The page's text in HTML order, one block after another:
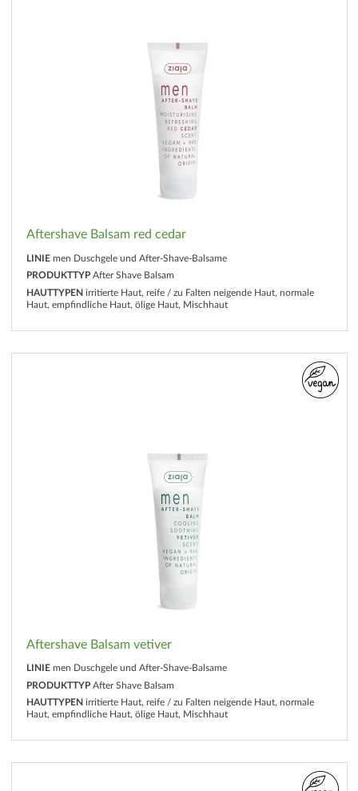
Aftershave Balsam red cedar
LINIE men Duschgele und After-Shave-Balsame
PRODUKTTYP After Shave Balsam
HAUTTYPEN irritierte Haut, reife / zu Falten neigende Haut, normale
Haut, empfindliche Haut, ölige Haut, Mischhaut
Aftershave Balsam vetiver
LINIE men Duschgele und After-Shave-Balsame
PRODUKTTYP After Shave Balsam
HAUTTYPEN irritierte Haut, reife / zu Falten neigende Haut, normale
Haut, empfindliche Haut, ölige Haut, Mischhaut